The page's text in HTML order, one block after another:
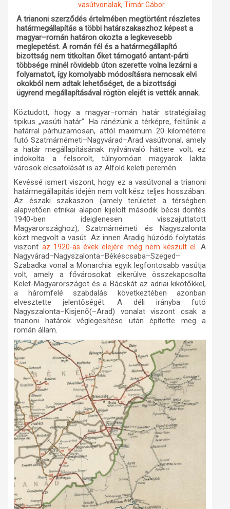
Műhelymunkák
vasútvonalak, Timár Gábor
A trianoni szerződés értelmében megtörtént részletes
határmegállapítás a többi határszakaszhoz képest a
magyar–román határon okozta a legkevesebb
meglepetést. A román fél és a határmegállapító
bizottság nem titkoltan őket támogató antant-párti
többsége minél rövidebb úton szerette volna lezárni a
folyamatot, így komolyabb módosításra nemcsak elvi
okokból nem adtak lehetőséget, de a bizottsági
ügyrend megállapításával rögtön elejét is vették annak.
Köztudott, hogy a magyar–román határ stratégiailag
tipikus „vasúti határ”. Ha ránézünk a térképre, feltűnik a
határral párhuzamosan, attól maximum 20 kilométerre
futó Szatmárnémeti–Nagyvárad–Arad vasútvonal, amely
a határ megállapításának nyilvánvaló háttere volt; ez
indokolta a felsorolt, túlnyomóan magyarok lakta
városok elcsatolását is az Alföld keleti peremén.
Kevéssé ismert viszont, hogy ez a vasútvonal a trianoni
határmegállapítás idején nem volt kész teljes hosszában.
Az északi szakaszon (amely területet a térségben
alapvetően etnikai alapon kijelölt második bécsi döntés
1940-ben ideiglenesen visszajuttatott
Magyarországhoz), Szatmárnémeti és Nagyszalonta
közt megvolt a vasút. Az innen Aradig húzódó folytatás
viszontaz 1920-as évek elejére még nem készült el.
A
Nagyvárad–Nagyszalonta–Békéscsaba–Szeged–
Szabadka vonal a Monarchia egyik legfontosabb vasútja
volt, amely a fővárosokat elkerülve összekapcsolta
Kelet-Magyarországot és a Bácskát az adriai kikötőkkel,
a háromfelé szabdalás következtében azonban
elvesztette jelentőségét. A déli irányba futó
Nagyszalonta–Kisjenő(–Arad) vonalat viszont csak a
trianoni határok véglegesítése után építette meg a
román állam.